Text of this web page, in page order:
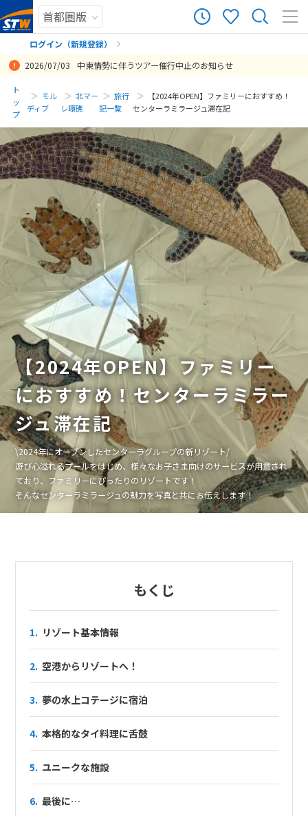
ログイン（新規登録）
まだ履歴がありません
まだ登録がありません
2026/07/03 中東情勢に伴うツアー催行中止のお知らせ
ト
ッ
プ
モル
ディブ
北マー
レ環礁
旅行
記一覧
【2024年OPEN】ファミリーにおすすめ！
センターラミラージュ滞在記
【2024年OPEN】ファミリー
におすすめ！センターラミラー
ジュ滞在記
\2024年にオープンしたセンターラグループの新リゾート/
遊び心溢れるプールをはじめ、様々なお子さま向けのサービスが用意され
ており、ファミリーにぴったりのリゾートです！
そんなセンターラミラージュの魅力を写真と共にお伝えします！
もくじ
1. リゾート基本情報
2. 空港からリゾートへ！
3. 夢の水上コテージに宿泊
4. 本格的なタイ料理に舌鼓
5. ユニークな施設
6. 最後に…